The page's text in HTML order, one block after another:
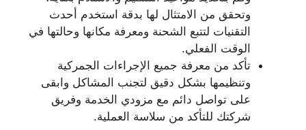
وتحقق من الامتثال لها بدقة استخدم أحدث
التقنيات لتتبع الشحنة ومعرفة مكانها وحالتها في
الوقت الفعلي.
تأكد من معرفة جميع الإجراءات الجمركية
وتنظيمها بشكل دقيق لتجنب المشاكل وابقى
على تواصل دائم مع مزودي الخدمة وفريق
شركتك للتأكد من سلاسة العملية.